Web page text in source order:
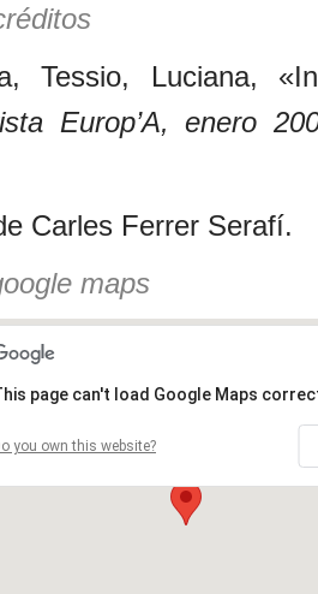
Tessio, Luciana,
Europ’A, enero
Carles Ferrer Serafí.
maps
page can't load Google Maps
you own this website?